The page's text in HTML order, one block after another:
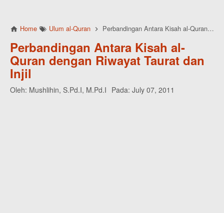
Home Ulum al-Quran Perbandingan Antara Kisah al-Quran dengan Riwayat Taurat dan Injil
Perbandingan Antara Kisah al-
Quran dengan Riwayat Taurat dan
Injil
Oleh: Mushlihin, S.Pd.I, M.Pd.I Pada: July 07, 2011